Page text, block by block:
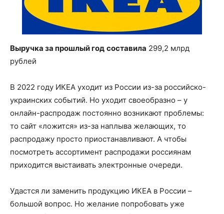
Выручка за прошлый год составила 299,2 млрд
рублей
В 2022 году ИКЕА уходит из России из-за российско-
украинских событий. Но уходит своеобразно – у
онлайн-распродаж постоянно возникают проблемы:
то сайт «ложится» из-за наплыва желающих, то
распродажу просто приостанавливают. А чтобы
посмотреть ассортимент распродажи россиянам
приходится выстаивать электронные очереди.
Удастся ли заменить продукцию ИКЕА в России –
большой вопрос. Но желание попробовать уже